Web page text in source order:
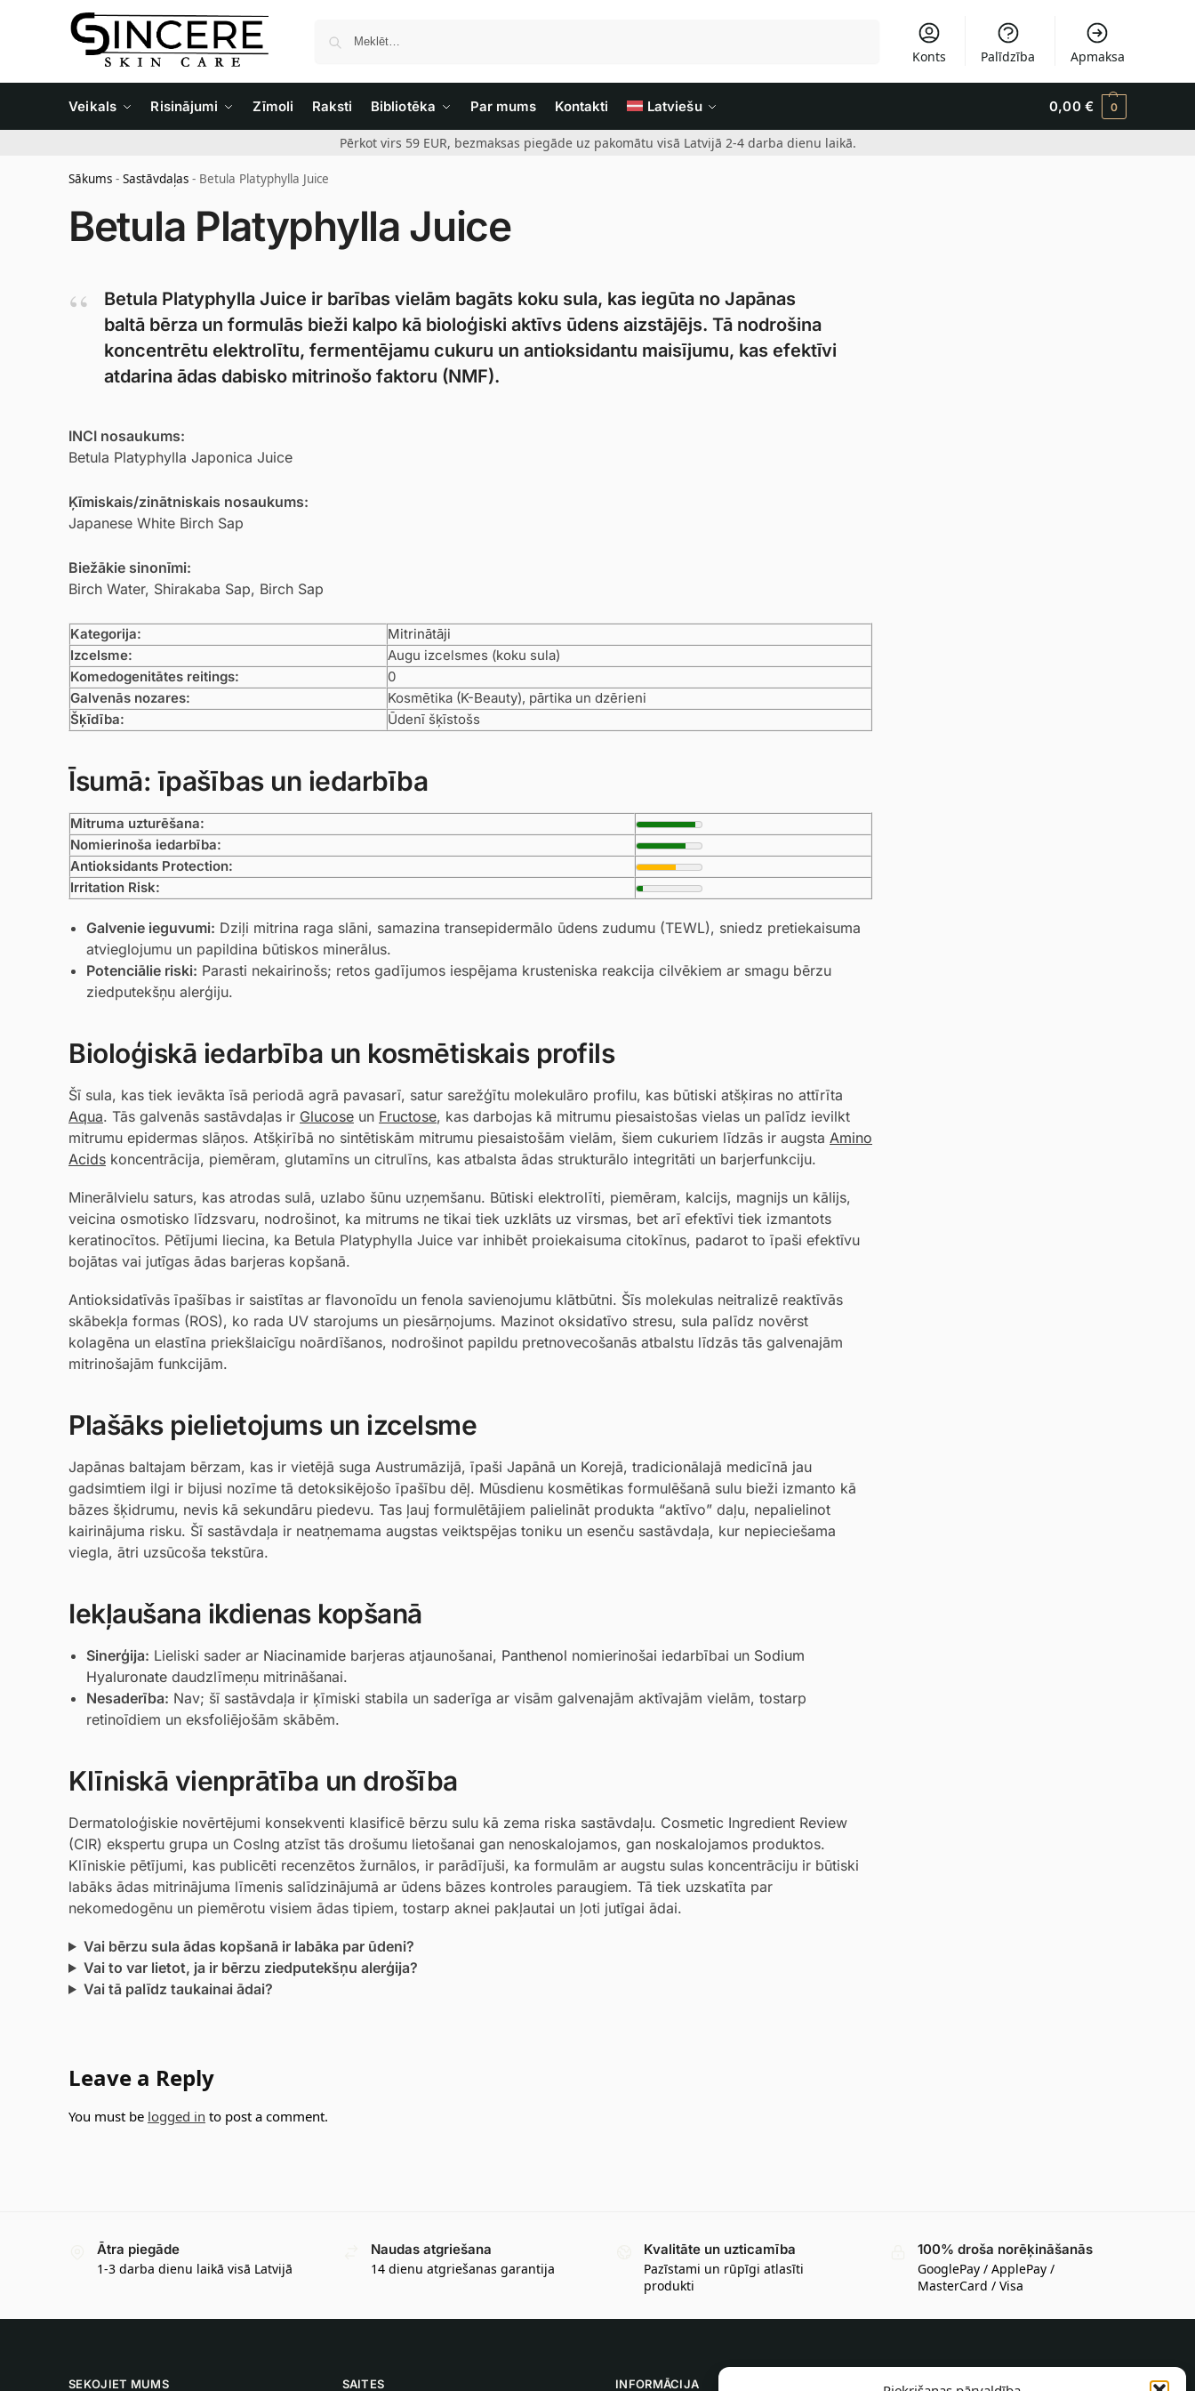
Konts Palīdzība Apmaksa
Veikals Risinājumi Zīmoli Raksti Bibliotēka Par mums Kontakti Latviešu 0,00 € 0
Pērkot virs 59 EUR, bezmaksas piegāde uz pakomātu visā Latvijā 2-4 darba dienu laikā.
Sākums - Sastāvdaļas - Betula Platyphylla Juice
Betula Platyphylla Juice
Betula Platyphylla Juice ir barības vielām bagāts koku sula, kas iegūta no Japānas
baltā bērza un formulās bieži kalpo kā bioloģiski aktīvs ūdens aizstājējs. Tā nodrošina
koncentrētu elektrolītu, fermentējamu cukuru un antioksidantu maisījumu, kas efektīvi
atdarina ādas dabisko mitrinošo faktoru (NMF).
INCI nosaukums:
Betula Platyphylla Japonica Juice
Ķīmiskais/zinātniskais nosaukums:
Japanese White Birch Sap
Biežākie sinonīmi:
Birch Water, Shirakaba Sap, Birch Sap
Kategorija:
Mitrinātāji
Izcelsme:
Augu izcelsmes (koku sula)
Komedogenitātes reitings:
0
Galvenās nozares:
Kosmētika (K-Beauty), pārtika un dzērieni
Šķīdība:
Ūdenī šķīstošs
Īsumā: īpašības un iedarbība
Mitruma uzturēšana:
Nomierinoša iedarbība:
Antioksidants Protection:
Irritation Risk:
Galvenie ieguvumi: Dziļi mitrina raga slāni, samazina transepidermālo ūdens zudumu (TEWL), sniedz pretiekaisuma
atvieglojumu un papildina būtiskos minerālus.
Potenciālie riski: Parasti nekairinošs; retos gadījumos iespējama krusteniska reakcija cilvēkiem ar smagu bērzu
ziedputekšņu alerģiju.
Bioloģiskā iedarbība un kosmētiskais profils
Šī sula, kas tiek ievākta īsā periodā agrā pavasarī, satur sarežģītu molekulāro profilu, kas būtiski atšķiras no attīrīta
Aqua. Tās galvenās sastāvdaļas ir Glucose un Fructose, kas darbojas kā mitrumu piesaistošas vielas un palīdz ievilkt
mitrumu epidermas slāņos. Atšķirībā no sintētiskām mitrumu piesaistošām vielām, šiem cukuriem līdzās ir augsta Amino
Acids koncentrācija, piemēram, glutamīns un citrulīns, kas atbalsta ādas strukturālo integritāti un barjerfunkciju.
Minerālvielu saturs, kas atrodas sulā, uzlabo šūnu uzņemšanu. Būtiski elektrolīti, piemēram, kalcijs, magnijs un kālijs,
veicina osmotisko līdzsvaru, nodrošinot, ka mitrums ne tikai tiek uzklāts uz virsmas, bet arī efektīvi tiek izmantots
keratinocītos. Pētījumi liecina, ka Betula Platyphylla Juice var inhibēt proiekaisuma citokīnus, padarot to īpaši efektīvu
bojātas vai jutīgas ādas barjeras kopšanā.
Antioksidatīvās īpašības ir saistītas ar flavonoīdu un fenola savienojumu klātbūtni. Šīs molekulas neitralizē reaktīvās
skābekļa formas (ROS), ko rada UV starojums un piesārņojums. Mazinot oksidatīvo stresu, sula palīdz novērst
kolagēna un elastīna priekšlaicīgu noārdīšanos, nodrošinot papildu pretnovecošanās atbalstu līdzās tās galvenajām
mitrinošajām funkcijām.
Plašāks pielietojums un izcelsme
Japānas baltajam bērzam, kas ir vietējā suga Austrumāzijā, īpaši Japānā un Korejā, tradicionālajā medicīnā jau
gadsimtiem ilgi ir bijusi nozīme tā detoksikējošo īpašību dēļ. Mūsdienu kosmētikas formulēšanā sulu bieži izmanto kā
bāzes šķidrumu, nevis kā sekundāru piedevu. Tas ļauj formulētājiem palielināt produkta “aktīvo” daļu, nepalielinot
kairinājuma risku. Šī sastāvdaļa ir neatņemama augstas veiktspējas toniku un esenču sastāvdaļa, kur nepieciešama
viegla, ātri uzsūcoša tekstūra.
Iekļaušana ikdienas kopšanā
Sinerģija: Lieliski sader ar Niacinamide barjeras atjaunošanai, Panthenol nomierinošai iedarbībai un Sodium
Hyaluronate daudzlīmeņu mitrināšanai.
Nesaderība: Nav; šī sastāvdaļa ir ķīmiski stabila un saderīga ar visām galvenajām aktīvajām vielām, tostarp
retinoīdiem un eksfoliējošām skābēm.
Klīniskā vienprātība un drošība
Dermatoloģiskie novērtējumi konsekventi klasificē bērzu sulu kā zema riska sastāvdaļu. Cosmetic Ingredient Review
(CIR) ekspertu grupa un CosIng atzīst tās drošumu lietošanai gan nenoskalojamos, gan noskalojamos produktos.
Klīniskie pētījumi, kas publicēti recenzētos žurnālos, ir parādījuši, ka formulām ar augstu sulas koncentrāciju ir būtiski
labāks ādas mitrinājuma līmenis salīdzinājumā ar ūdens bāzes kontroles paraugiem. Tā tiek uzskatīta par
nekomedogēnu un piemērotu visiem ādas tipiem, tostarp aknei pakļautai un ļoti jutīgai ādai.
Vai bērzu sula ādas kopšanā ir labāka par ūdeni?
Vai to var lietot, ja ir bērzu ziedputekšņu alerģija?
Vai tā palīdz taukainai ādai?
Leave a Reply
You must be logged in to post a comment.
Ātra piegāde
1-3 darba dienu laikā visā Latvijā
Naudas atgriešana
14 dienu atgriešanas garantija
Kvalitāte un uzticamība
Pazīstami un rūpīgi atlasīti
produkti
100% droša norēķināšanās
GooglePay / ApplePay /
MasterCard / Visa
SEKOJIET MUMS SAITES INFORMĀCIJA INFORMĀCIJA PIRCĒJAM